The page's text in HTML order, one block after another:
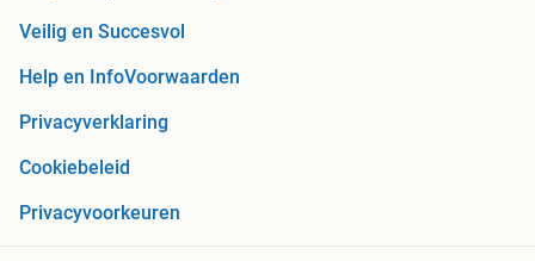
Veilig en Succesvol
Help en InfoVoorwaarden
Privacyverklaring
Cookiebeleid
Privacyvoorkeuren